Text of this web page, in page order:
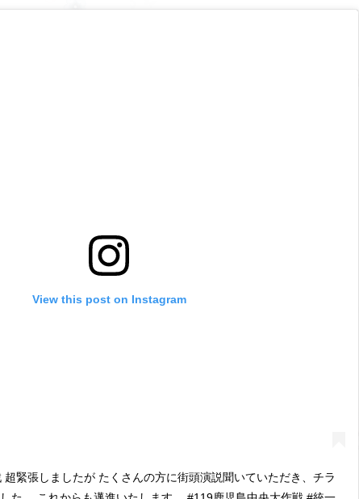
View this post on Instagram
緊張しましたが たくさんの方に街頭演説聞いていただき、チラ